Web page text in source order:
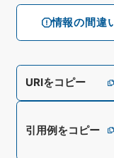
情報の間違
URIをコピー
引用例をコピー